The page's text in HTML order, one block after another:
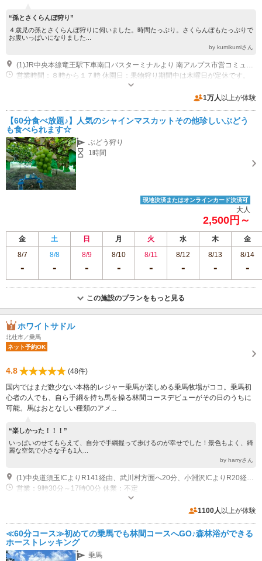
“孫とさくらんぼ狩り”
４歳児の孫とさくらんぼ狩りに伺いました。時間たっぷり。さくらんぼもたっぷりで
お腹いっぱいになりました...
by kumikumiさん
営業時間：８時から１７時 休園日：果物狩り期間中は木曜日が定休です。
1万人 以上が体験
【60分食べ放題♪】人気のシャインマスカットその他珍しいぶどう
も食べられます☆
ぶどう狩り
1時間
現地決済またはオンラインカード決済可
大人
2,500円～
金 土 日 月 火 水 木
金
8/7
8/8 8/9 8/10 8/11 8/12 8/13 8/14
この施設のプランをもっと見る
ホワイトサドル
北杜市／乗馬
ネット予約OK
4.8
(48件)
国内ではまだ数少ない本格的レジャー乗馬が楽しめる乗馬牧場がココ。乗馬初
心者の人でも、自ら手綱を持ち馬を操る林間コースデビューがその日のうちに
可能。馬はおとなしい種類のアメ...
“楽しかった！！！”
いっぱいのせてもらえて、自分で手綱握って歩けるのが幸せでした！景色もよく、綺
麗な空気で小さな子も1人...
by harryさん
(1)中央道須玉ICよりR141経由、武川村方面へ20分、小淵沢ICよりR20経由、白州方面へ25分
営業：9時30分～17時00分 休業：不定
1100人 以上が体験
≪60分コース≫初めての乗馬でも林間コースへGO♪森林浴ができる
ホーストレッキング
乗馬